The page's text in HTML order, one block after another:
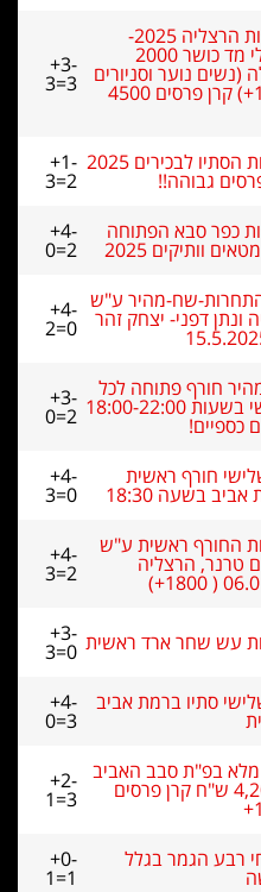
אליפות הרצליה 2025-
לבעלי מד כושר 2000
(נשים נוער וסניורים
1900+) קרן פרסים 4500
+3-
3=3
תחרות הסתיו לבכירים 2025
גבוהה!!
+1-
3=2
כפר סבא הפתוחה
וותיקים 2025
+4-
0=2
שח-מהיר ע"ש
ונתן דפני- יצחק זהר +4-
2=0
חורף פתוחה לכל
שלישי בשעות 18:00-22:00
כספיים!
+3-
0=2
חורף ראשית
בשעה 18:30
+4-
3=0
החורף ראשית ע"ש
טרנר, הרצליה +4-
3=2
עש שחר ארד ראשית +3-
3=0
סתיו ברמת אביב +4-
0=3
בפ"ת סבב האביב
| 4,200 ש"ח קרן פרסים +2-
1=3
רבע הגמר בגלל +0-
1=1